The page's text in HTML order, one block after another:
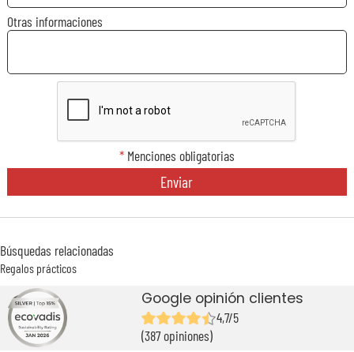
Otras informaciones
*Menciones obligatorias
Enviar
Búsquedas relacionadas
Regalos prácticos
Google opinión clientes
4,7/5
(387 opiniones)